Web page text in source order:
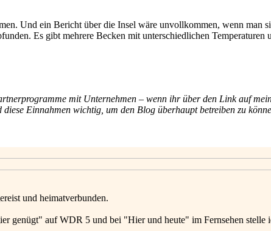
Und ein Bericht über die Insel wäre unvollkommen, wenn man
Es gibt mehrere Becken mit unterschiedlichen Temperaturen
mit Unternehmen – wenn ihr über den Link auf
Einnahmen wichtig, um den Blog überhaupt betreiben zu
und heimatverbunden.
genügt" auf WDR 5 und bei "Hier und heute" im Fernsehen